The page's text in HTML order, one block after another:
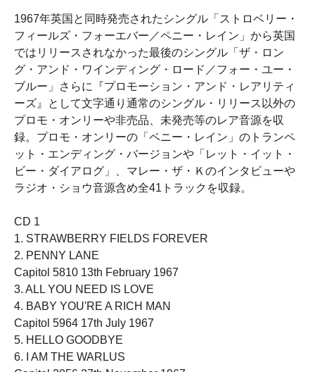
1967年英国と同時発売されたシングル「ストロベリー・
フィールズ・フォーエバー／ペニー・レイン」から英国
ではリリースされなかった最後のシングル「ザ・ロン
グ・アンド・ワインディング・ロード／フォー・ユー・
ブルー」さらに『プロモーション・アンド・レアリティ
ーズ』として文字通り通常のシングル・リリース以外の
プロモ・オンリーや非売品、未発売等のレア音源を収
録。プロモ・オンリーの「ペニー・レイン」のトランペ
ット・エンディング・バージョンや「レット・イット・
ビー・ダイアログ」、マレー・ザ・Ｋのインタビューや
ラジオ・ショウ音源含め全41トラックを収録。
CD 1
1. STRAWBERRY FIELDS FOREVER
2. PENNY LANE
Capitol 5810 13th February 1967
3. ALL YOU NEED IS LOVE
4. BABY YOU'RE A RICH MAN
Capitol 5964 17th July 1967
5. HELLO GOODBYE
6. I AM THE WARLUS